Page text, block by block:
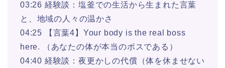
03:26 経験談：塩釜での生活から生まれた言葉
と、地域の人々の温かさ
04:25 【言葉4】Your body is the real boss
here. （あなたの体が本当のボスである）
04:40 経験談：夜更かしの代償（体を休ませない